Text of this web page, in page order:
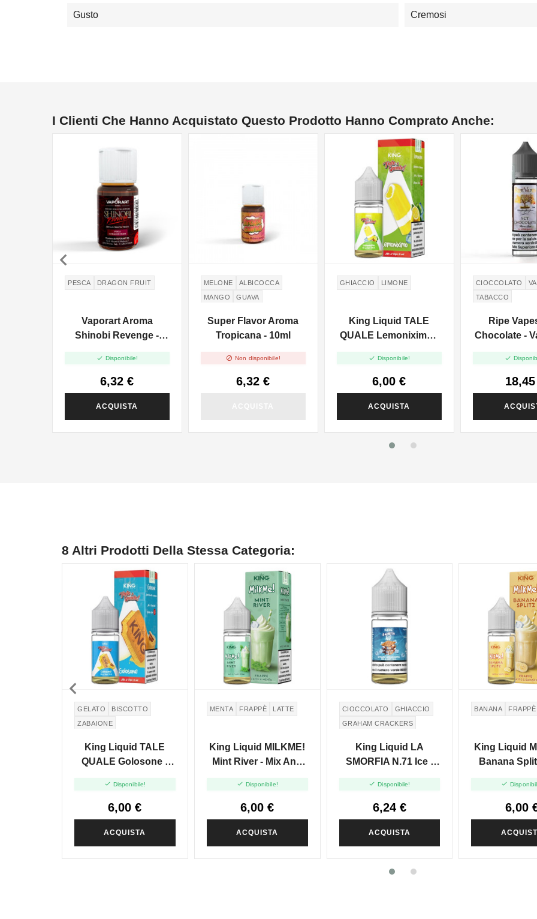
Gusto Cremosi
I Clienti Che Hanno Acquistato Questo Prodotto Hanno Comprato Anche:
PESCA DRAGON FRUIT
Vaporart Aroma
Shinobi Revenge -
 Disponibile!
6,32 €
ACQUISTA
MELONE
ALBICOCCA
MANGO
GUAVA
Super Flavor Aroma
Tropicana - 10ml
 Non disponibile!
6,32 €
GHIACCIO LIMONE
King Liquid TALE
QUALE Lemoniximo -
 Disponibile!
6,00 €
ACQUISTA
CIOCCOLATO
TABACCO
Ripe
Chocolate -


8 Altri Prodotti Della Stessa Categoria:
GELATO
BISCOTTO
ZABAIONE
King Liquid TALE
QUALE Golosone -
 Disponibile!
6,00 €
ACQUISTA
MENTA FRAPPÈ LATTE
King Liquid MILKME!
Mint River - Mix And
 Disponibile!
6,00 €
ACQUISTA
CIOCCOLATO
GHIACCIO
GRAHAM CRACKERS
King Liquid LA
SMORFIA N.71 Ice -
 Disponibile!
6,24 €
ACQUISTA
BANANA FRAPPÈ
King Liquid
Banana

6,00
